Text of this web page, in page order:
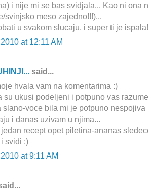
i nije mi se bas svidjala... Kao ni ona
svinjsko meso zajedno!!!)...
u svakom slucaju, i super ti je ispala!
at 12:11 AM
said...
hvala vam na komentarima :)
su ukusi podeljeni i potpuno vas
slano-voce bila mi je potpuno
i danas uzivam u njima...
jedan recept opet piletina-ananas
svidi ;)
at 9:11 AM